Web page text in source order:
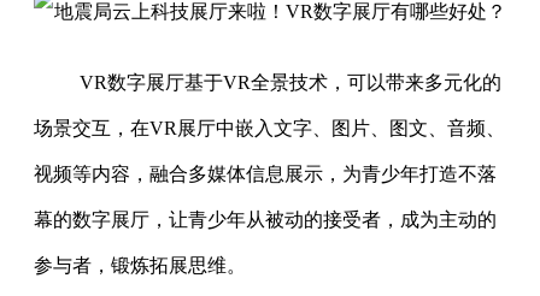
VR数字展厅基于VR全景技术，可以带来多元化的
场景交互，在VR展厅中嵌入文字、图片、图文、音频、
视频等内容，融合多媒体信息展示，为青少年打造不落
幕的数字展厅，让青少年从被动的接受者，成为主动的
参与者，锻炼拓展思维。